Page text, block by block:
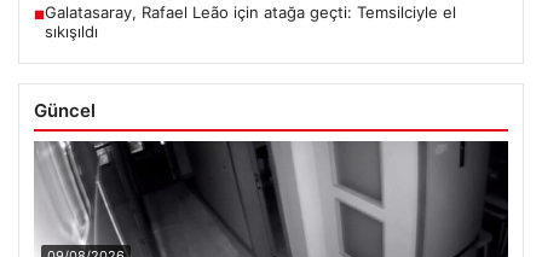
■Galatasaray, Rafael Leão için atağa geçti: Temsilciyle el
sıkışıldı
Güncel